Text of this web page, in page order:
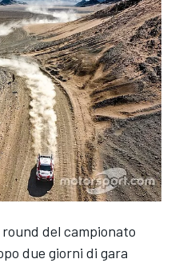
del campionato
due giorni di gara